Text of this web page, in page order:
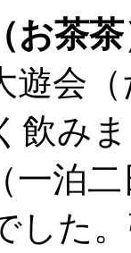
お茶
遊会
飲み
一泊
した